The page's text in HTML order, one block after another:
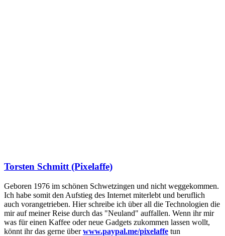
Torsten Schmitt (Pixelaffe)
Geboren 1976 im schönen Schwetzingen und nicht weggekommen.
Ich habe somit den Aufstieg des Internet miterlebt und beruflich
auch vorangetrieben. Hier schreibe ich über all die Technologien die
mir auf meiner Reise durch das "Neuland" auffallen. Wenn ihr mir
was für einen Kaffee oder neue Gadgets zukommen lassen wollt,
könnt ihr das gerne überwww.paypal.me/pixelaffe tun